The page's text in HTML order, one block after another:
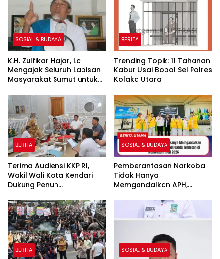
SOSIAL & BUDAYA
K.H. Zulfikar Hajar, Lc
Mengajak Seluruh Lapisan
Masyarakat Sumut untuk
Persaudaraan Baik Suku
dan Agama
BERITA
Trending Topik: 11 Tahanan
Kabur Usai Bobol Sel Polres
Kolaka Utara
BERITA
Terima Audiensi KKP RI,
Wakil Wali Kota Kendari
Dukung Penuh
Pesisir di Tiga Kelurahan
SOSIAL & BUDAYA
Pemberantasan Narkoba
Tidak Hanya
Memgandalkan APH,
Menjadi Garda Terdepan
di Momentum HANI 2026
BERITA SOSIAL & BUDAYA